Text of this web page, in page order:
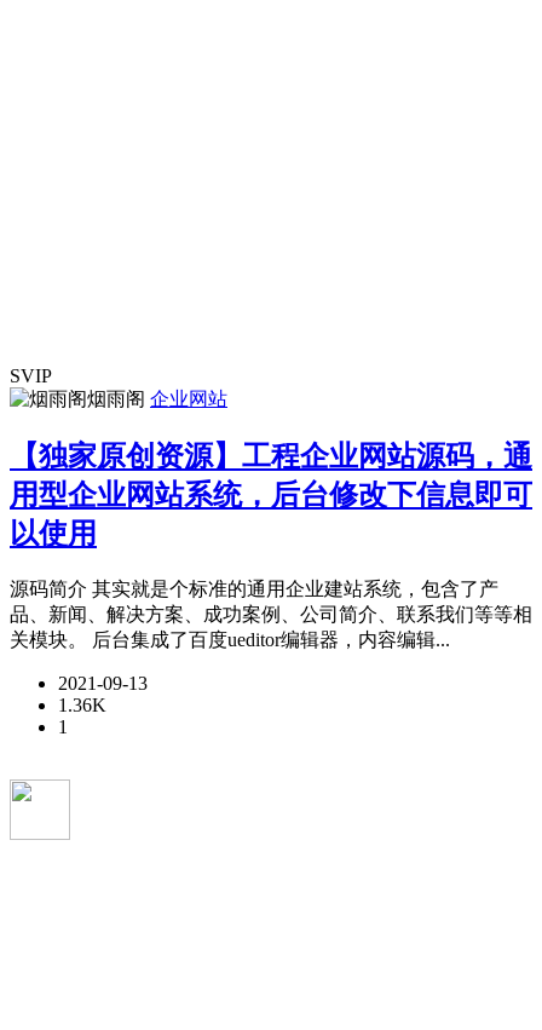
SVIP
烟雨阁 企业网站
【独家原创资源】工程企业网站源码，通
用型企业网站系统，后台修改下信息即可
以使用
源码简介 其实就是个标准的通用企业建站系统，包含了产
品、新闻、解决方案、成功案例、公司简介、联系我们等等相
关模块。 后台集成了百度ueditor编辑器，内容编辑...
2021-09-13
1.36K
1